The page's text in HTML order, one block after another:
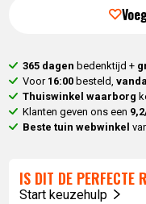
10,14.
365 dagen bedenktijd +
Voor 16:00 besteld,
Thuiswinkel waarborg
Klanten geven ons een
Beste tuin webwinkel
IS DIT DE PERFECTE
Start keuzehulp